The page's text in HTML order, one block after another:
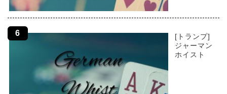
[トランプ]
ジャーマン
ホイスト